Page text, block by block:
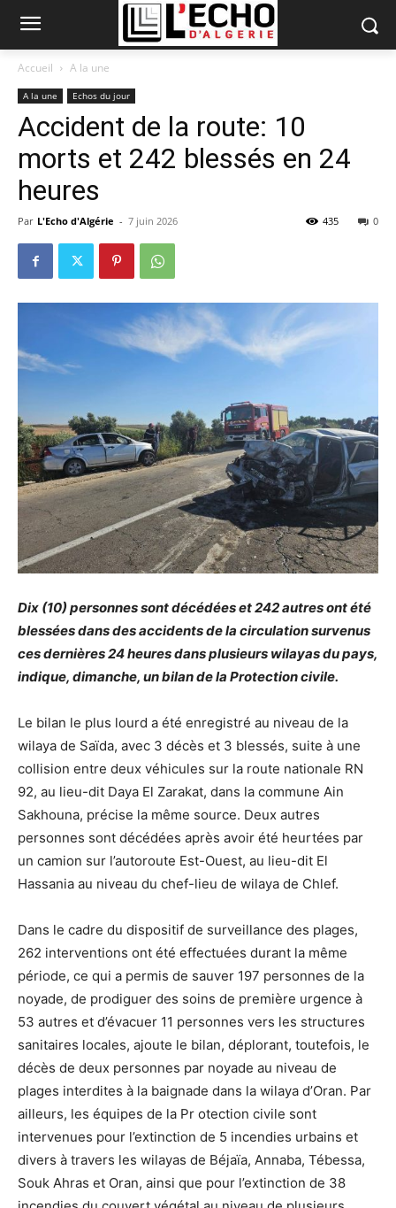
Accueil A la une
A la une Echos du jour
Accident de la route: 10
morts et 242 blessés en 24
heures
Par L'Echo d'Algérie - 7 juin 2026 0
435
Dix (10) personnes sont décédées et 242 autres ont été
blessées dans des accidents de la circulation survenus
ces dernières 24 heures dans plusieurs wilayas du pays,
indique, dimanche, un bilan de la Protection civile.
Le bilan le plus lourd a été enregistré au niveau de la
wilaya de Saïda, avec 3 décès et 3 blessés, suite à une
collision entre deux véhicules sur la route nationale RN
92, au lieu-dit Daya El Zarakat, dans la commune Ain
Sakhouna, précise la même source. Deux autres
personnes sont décédées après avoir été heurtées par
un camion sur l’autoroute Est-Ouest, au lieu-dit El
Hassania au niveau du chef-lieu de wilaya de Chlef.
Dans le cadre du dispositif de surveillance des plages,
262 interventions ont été effectuées durant la même
période, ce qui a permis de sauver 197 personnes de la
noyade, de prodiguer des soins de première urgence à
53 autres et d’évacuer 11 personnes vers les structures
sanitaires locales, ajoute le bilan, déplorant, toutefois, le
décès de deux personnes par noyade au niveau de
plages interdites à la baignade dans la wilaya d’Oran. Par
ailleurs, les équipes de la Pr otection civile sont
intervenues pour l’extinction de 5 incendies urbains et
divers à travers les wilayas de Béjaïa, Annaba, Tébessa,
Souk Ahras et Oran, ainsi que pour l’extinction de 38